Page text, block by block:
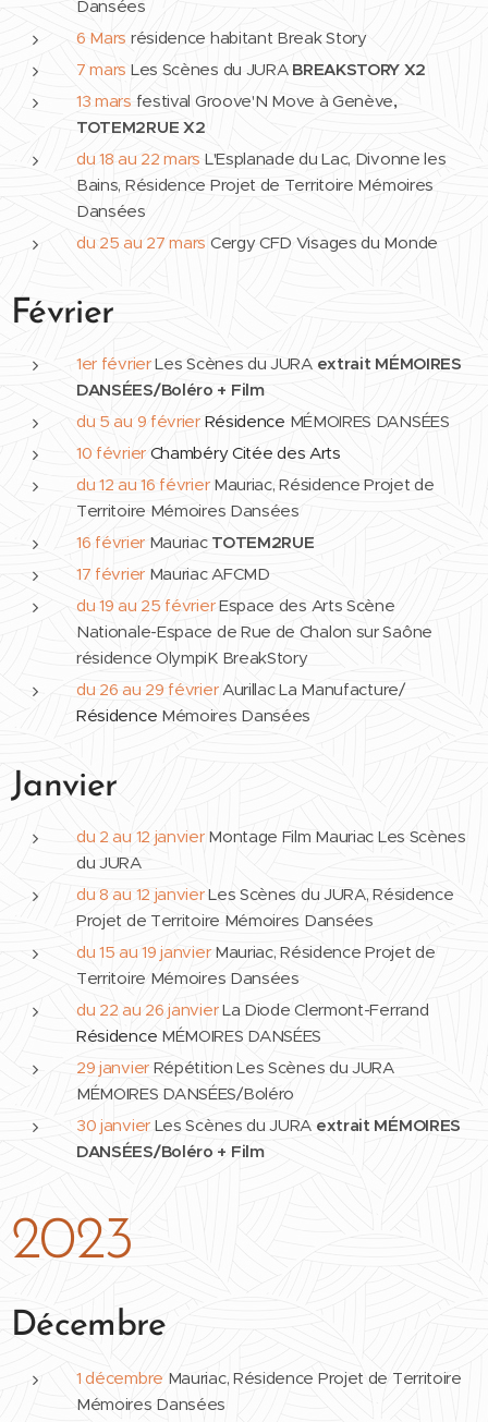
Dansées
6 Mars résidence habitant Break Story
7 mars Les Scènes du JURA BREAKSTORY X2
13 mars festival Groove'N Move à Genève,
TOTEM2RUE X2
du 18 au 22 mars L'Esplanade du Lac, Divonne les
Bains, Résidence Projet de Territoire Mémoires
Dansées
du 25 au 27 mars Cergy CFD Visages du Monde
Février
1er févrierLes Scènes du JURA extrait MÉMOIRES
DANSÉES/Boléro + Film
du 5 au 9 février Résidence MÉMOIRES DANSÉES
10 février Chambéry Citée des Arts
du 12 au 16 février Mauriac, Résidence Projet de
Territoire Mémoires Dansées
16 février Mauriac TOTEM2RUE
17 février Mauriac AFCMD
du 19 au 25 févrierEspace des Arts Scène
Nationale-Espace de Rue de Chalon sur Saône
résidence OlympiK BreakStory
du 26 au 29 févrierAurillac La Manufacture/
Résidence Mémoires Dansées
Janvier
du 2 au 12 janvier Montage Film Mauriac Les Scènes
du JURA
du 8 au 12 janvierLes Scènes du JURA, Résidence
Projet de Territoire Mémoires Dansées
du 15 au 19 janvierMauriac, Résidence Projet de
Territoire Mémoires Dansées
du 22 au 26 janvierLa Diode Clermont-Ferrand
Résidence MÉMOIRES DANSÉES
29 janvierRépétition Les Scènes du JURA
MÉMOIRES DANSÉES/Boléro
30 janvierLes Scènes du JURA extrait MÉMOIRES
DANSÉES/Boléro + Film
2023
Décembre
1 décembre Mauriac, Résidence Projet de Territoire
Mémoires Dansées